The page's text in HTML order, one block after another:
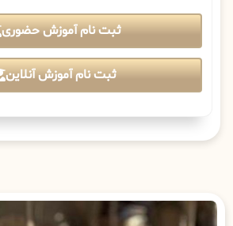
ثبت نام آموزش حضوری
ثبت نام آموزش آنلاین